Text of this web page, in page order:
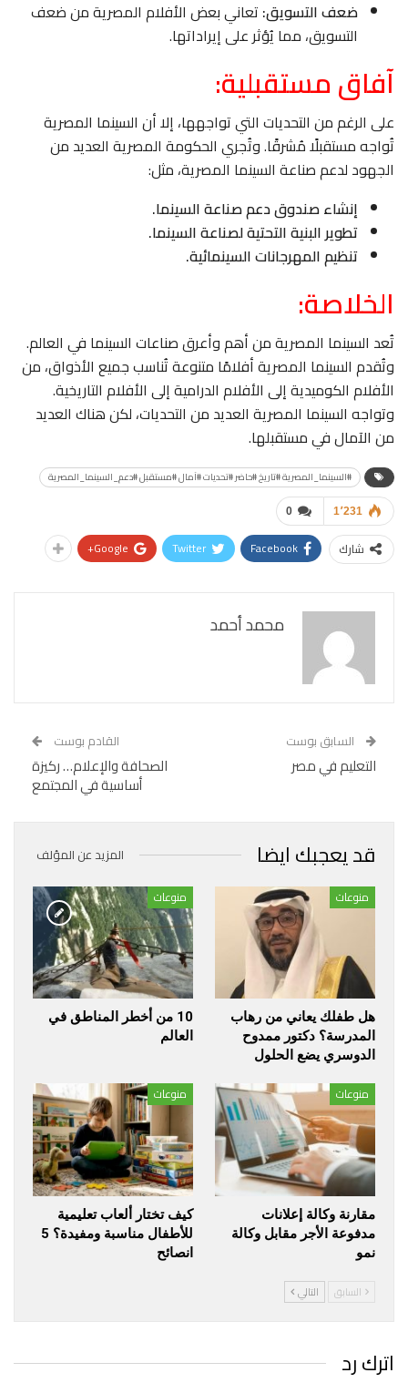
ضعف التسويق: تعاني بعض الأفلام المصرية من ضعف
التسويق، مما يُؤثر على إيراداتها.
آفاق مستقبلية:
على الرغم من التحديات التي تواجهها، إلا أن السينما المصرية
تُواجه مستقبلًا مُشرقًا. وتُجري الحكومة المصرية العديد من
الجهود لدعم صناعة السينما المصرية، مثل:
إنشاء صندوق دعم صناعة السينما.
تطوير البنية التحتية لصناعة السينما.
تنظيم المهرجانات السينمائية.
الخلاصة:
تُعد السينما المصرية من أهم وأعرق صناعات السينما في العالم.
وتُقدم السينما المصرية أفلامًا متنوعة تُناسب جميع الأذواق، من
الأفلام الكوميدية إلى الأفلام الدرامية إلى الأفلام التاريخية.
وتواجه السينما المصرية العديد من التحديات، لكن هناك العديد
من الآمال في مستقبلها.
#السينما_المصرية #تاريخ #حاضر #تحديات #آمال #مستقبل #دعم_السينما_المصرية
0 1٬231
شارك Facebook
Twitter
Google+
محمد أحمد
السابق بوست
التعليم في مصر
القادم بوست
الصحافة والإعلام… ركيزة
أساسية في المجتمع
قد يعجبك ايضا المزيد عن المؤلف
منوعات
هل طفلك يعاني من رهاب
المدرسة؟ دكتور ممدوح
الدوسري يضع الحلول
منوعات
10 من أخطر المناطق في
العالم
منوعات
مقارنة وكالة إعلانات
مدفوعة الأجر مقابل وكالة
نمو
منوعات
كيف تختار ألعاب تعليمية
للأطفال مناسبة ومفيدة؟ 5
انصائح
السابق التالي
اترك رد